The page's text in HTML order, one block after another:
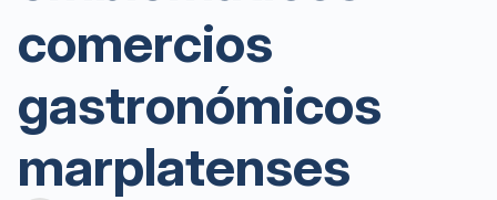
comercios
gastronómicos
marplatenses